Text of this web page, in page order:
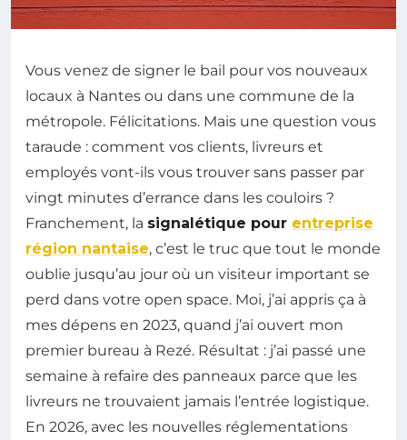
Vous venez de signer le bail pour vos nouveaux
locaux à Nantes ou dans une commune de la
métropole. Félicitations. Mais une question vous
taraude : comment vos clients, livreurs et
employés vont-ils vous trouver sans passer par
vingt minutes d’errance dans les couloirs ?
Franchement, la signalétique pour entreprise
région nantaise, c’est le truc que tout le monde
oublie jusqu’au jour où un visiteur important se
perd dans votre open space. Moi, j’ai appris ça à
mes dépens en 2023, quand j’ai ouvert mon
premier bureau à Rezé. Résultat : j’ai passé une
semaine à refaire des panneaux parce que les
livreurs ne trouvaient jamais l’entrée logistique.
En 2026, avec les nouvelles réglementations